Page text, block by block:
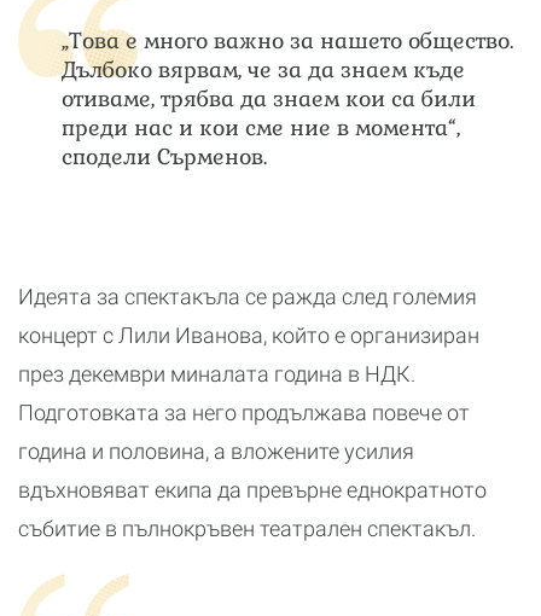
„Това е много важно за нашето общество.
Дълбоко вярвам, че за да знаем къде
отиваме, трябва да знаем кои са били
преди нас и кои сме ние в момента“,
сподели Сърменов.
Идеята за спектакъла се ражда след големия
концерт с Лили Иванова, който е организиран
през декември миналата година в НДК.
Подготовката за него продължава повече от
година и половина, а вложените усилия
вдъхновяват екипа да превърне еднократното
събитие в пълнокръвен театрален спектакъл.